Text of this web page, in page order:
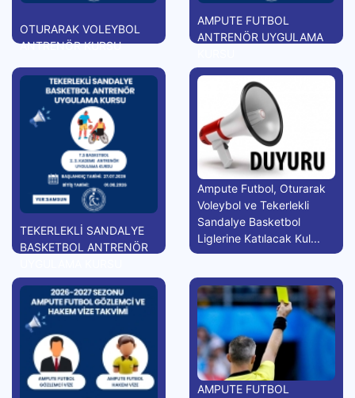
OTURARAK VOLEYBOL
ANTRENÖR KURSU
AMPUTE FUTBOL
ANTRENÖR UYGULAMA
TEKERLEKLİ SANDALYE
BASKETBOL ANTRENÖR
Ampute Futbol, Oturarak
Voleybol ve Tekerlekli
Sandalye Basketbol
Liglerine Katılacak Kul...
AMPUTE FUTBOL